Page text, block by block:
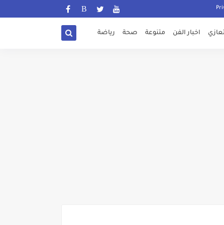
اخبار الفن متنوعة صحة رياضة